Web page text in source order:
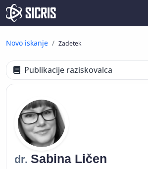
Novo iskanje Zadetek
Publikacije raziskovalca
dr. Sabina Ličen